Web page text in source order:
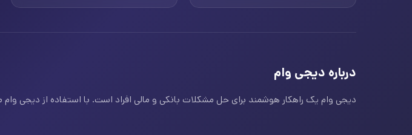
درباره دیجی وام
دیجی وام یک راهکار هوشمند برای حل مشکلات بانکی و مالی افراد است. با استفاده از دیجی وام